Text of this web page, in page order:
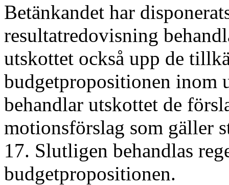
Betänkandet har
resultatredovisning
utskottet också upp de
budgetpropositionen inom
behandlar utskottet de
motionsförslag som gäller
17. Slutligen behandlas
budgetpropositionen.